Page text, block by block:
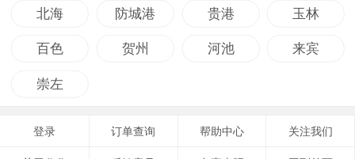
北海 防城港 贵港 玉林
百色 贺州 河池 来宾
崇左
登录 订单查询 帮助中心 关注我们